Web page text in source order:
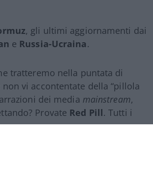
, gli ultimi aggiornamenti dai
e Russia-Ucraina.
tratteremo nella puntata di
non vi accontentate della “pillola
dei media mainstream,
Provate Red Pill. Tutti i